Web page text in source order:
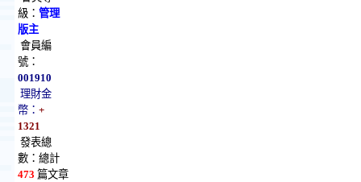
級： 管理
版主
會員編
號：
001910
理財金
幣： +
1321
發表總
數：總計
473 篇文章